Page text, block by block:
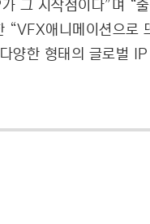
그 시작점이다”며 “
“VFX애니메이션으로
양한 형태의 글로벌